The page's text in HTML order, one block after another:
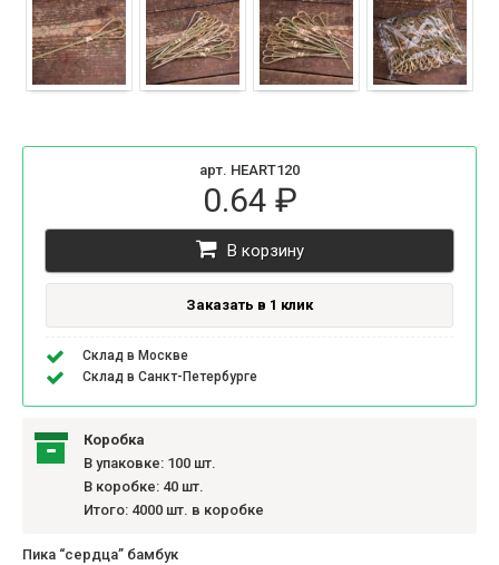
арт. HEART120
0.64 ₽
В корзину
Заказать в 1 клик
Склад в Москве
Склад в Санкт-Петербурге
Коробка
В упаковке: 100 шт.
В коробке: 40 шт.
Итого: 4000 шт. в коробке
Пика “сердца” бамбук